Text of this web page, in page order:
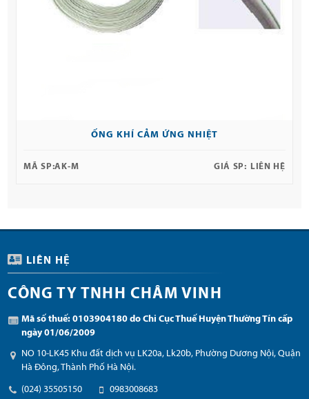
ỐNG KHÍ CẢM ỨNG NHIỆT
MÃ SP:AK-M GIÁ SP: LIÊN HỆ
LIÊN HỆ
CÔNG TY TNHH CHÂM VINH
Mã số thuế: 0103904180 do Chi Cục Thuế Huyện Thường Tín cấp
ngày 01/06/2009
NO 10-LK45 Khu đất dịch vụ LK20a, Lk20b, Phường Dương Nội, Quận
Hà Đông, Thành Phố Hà Nội.
(024) 35505150 0983008683